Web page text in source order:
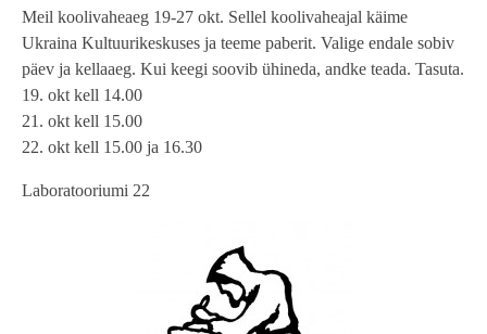
Meil koolivaheaeg 19-27 okt. Sellel koolivaheajal käime
Ukraina Kultuurikeskuses ja teeme paberit. Valige endale sobiv
päev ja kellaaeg. Kui keegi soovib ühineda, andke teada. Tasuta.
19. okt kell 14.00
21. okt kell 15.00
22. okt kell 15.00 ja 16.30
Laboratooriumi 22